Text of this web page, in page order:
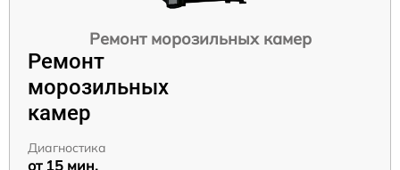
Ремонт морозильных камер
Ремонт
морозильных
камер
Диагностика
от 15 мин.